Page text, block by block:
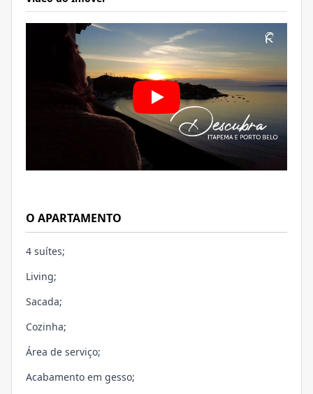
O APARTAMENTO
4 suítes;
Living;
Sacada;
Cozinha;
Área de serviço;
Acabamento em gesso;